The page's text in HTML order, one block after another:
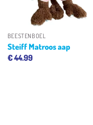
BEESTENBOEL
Steiff Matroos aap
€44.99